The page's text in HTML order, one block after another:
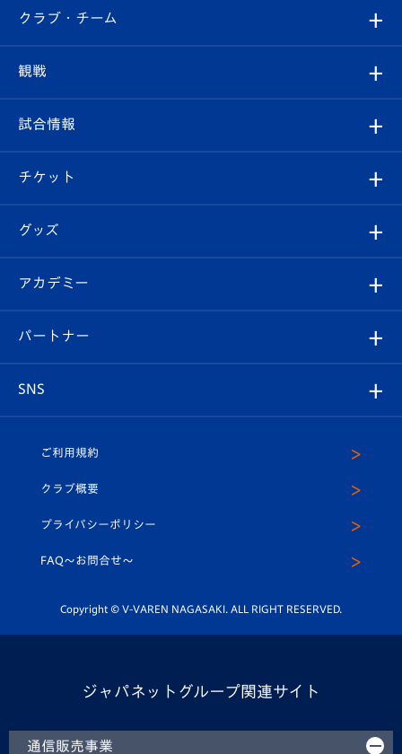
すべて
クラブ
試合情報
チケット
イベント
メディア
ホームタウン
クラブ・チーム
クラブ概要
エンブレム紹介
スタッフプロフィール
マスコット紹介
平和祈念活動
ホームタウン活動
観戦
観戦ルール
はじめての観戦ガイド
Revive Team
ヴィヴィくんの長崎おもてなしガイド
試合情報
試合日程/結果
フォトギャラリー
スタジアムグルメ
チケット
チケット
V-LOVERS（ファンクラブ）
プレイヤーズスイート
グッズ
オンラインショップ
店舗情報
アカデミー
育成からのお知らせ
U-18
スクール
パートナー
SNS
ヴィヴィくんインスタグラム
公式LINE＠
ご利用規約
クラブ概要
プライバシーポリシー
FAQ〜お問合せ〜
Copyright © V-VAREN NAGASAKI. ALL RIGHT RESERVED.
ジャパネットグループ関連サイト
通信販売事業